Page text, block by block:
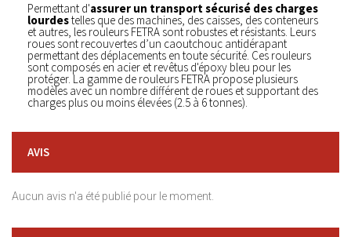
Permettant d'assurer un transport sécurisé des charges
lourdestelles que des machines, des caisses, des conteneurs
et autres, les rouleurs FETRA sont robustes et résistants. Leurs
roues sont recouvertes d’un caoutchouc antidérapant
permettant des déplacements en toute sécurité. Ces rouleurs
sont composés en acier et revêtus d'époxy bleu pour les
protéger. La gamme de rouleurs FETRA propose plusieurs
modèles avec un nombre différent de roues et supportant des
charges plus ou moins élevées (2.5 à 6 tonnes).
AVIS
Aucun avis n'a été publié pour le moment.